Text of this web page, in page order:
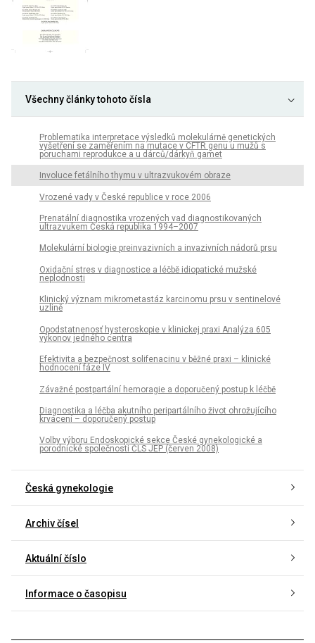
Všechny články tohoto čísla
Problematika interpretace výsledků molekulárně genetických
vyšetření se zaměřením na mutace v CFTR genu u mužů s
poruchami reprodukce a u dárců/dárkyň gamet
Involuce fetálního thymu v ultrazvukovém obraze
Vrozené vady v České republice v roce 2006
Prenatální diagnostika vrozených vad diagnostikovaných
ultrazvukem Česká republika 1994–2007
Molekulární biologie preinvazivních a invazivních nádorů prsu
Oxidační stres v diagnostice a léčbě idiopatické mužské
neplodnosti
Klinický význam mikrometastáz karcinomu prsu v sentinelové
uzlině
Opodstatnenosť hysteroskopie v klinickej praxi Analýza 605
výkonov jedného centra
Efektivita a bezpečnost solifenacinu v běžné praxi – klinické
hodnocení fáze IV
Závažné postpartální hemoragie a doporučený postup k léčbě
Diagnostika a léčba akutního peripartálního život ohrožujícího
krvácení – doporučený postup
Volby výboru Endoskopické sekce České gynekologické a
porodnické společnosti ČLS JEP (červen 2008)
Česká gynekologie
Archiv čísel
Aktuální číslo
Informace o časopisu